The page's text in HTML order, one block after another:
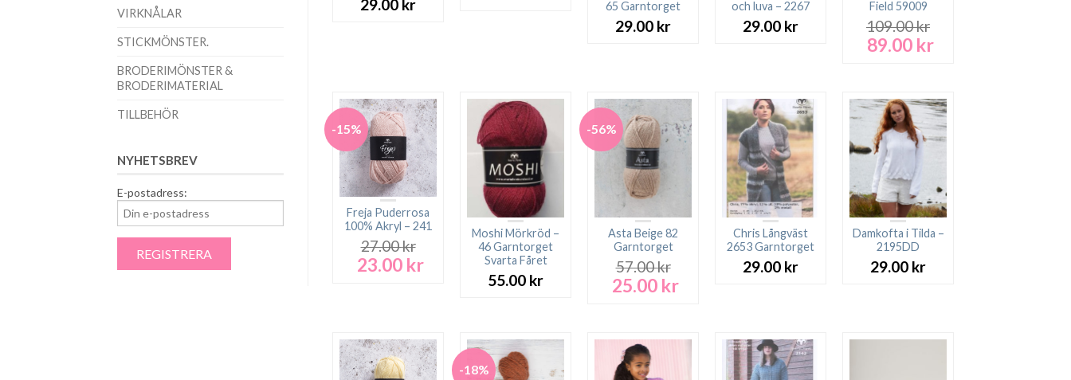
VIRKNÅLAR
STICKMÖNSTER.
BRODERIMÖNSTER &
BRODERIMATERIAL
TILLBEHÖR
NYHETSBREV
E-postadress:
29.00 kr
65 Garntorget
29.00 kr
och luva – 2267
29.00 kr
Field 59009
109.00kr
Det
109.00 kr.
89.00 krDet
89.00 kr.
-15%
Freja Puderrosa
100% Akryl – 241
27.00kr
Det
23.00 krDet
nuvarande
Moshi Mörkröd –
46 Garntorget
Svarta Fåret
55.00 kr
-56%
Asta Beige 82
Garntorget
57.00kr
Det
57.00 kr.
25.00 krDet
25.00 kr.
Chris Långväst
2653 Garntorget
29.00 kr
Damkofta i Tilda –
2195DD
29.00 kr
-18%